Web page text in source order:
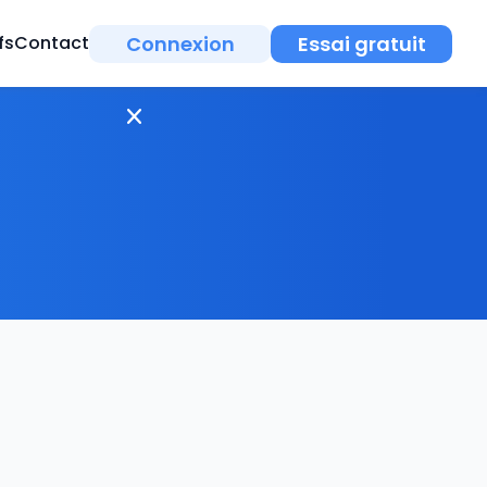
Contact Connexion Essai gratuit